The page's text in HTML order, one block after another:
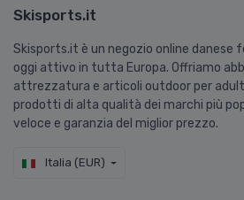
Skisports.it
Skisports.it è un negozio online danese
oggi attivo in tutta Europa. Offriamo
attrezzatura e articoli outdoor per
prodotti di alta qualità dei marchi più
veloce e garanzia del miglior prezzo.
Italia (EUR)